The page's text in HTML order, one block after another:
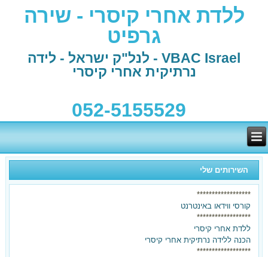
ללדת אחרי קיסרי - שירה
גרפיט
VBAC Israel - לנל"ק ישראל - לידה
נרתיקית אחרי קיסרי
052-5155529
השירותים שלי
******************
קורסי ווידאו באינטרנט
******************
ללדת אחרי קיסרי
הכנה ללידה נרתיקית אחרי קיסרי
******************